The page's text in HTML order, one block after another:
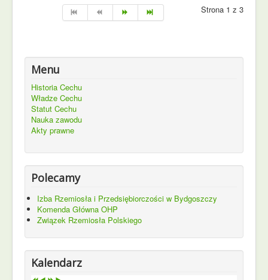
Strona 1 z 3
Menu
Historia Cechu
Władze Cechu
Statut Cechu
Nauka zawodu
Akty prawne
Polecamy
Izba Rzemiosła i Przedsiębiorczości w Bydgoszczy
Komenda Główna OHP
Związek Rzemiosła Polskiego
Kalendarz